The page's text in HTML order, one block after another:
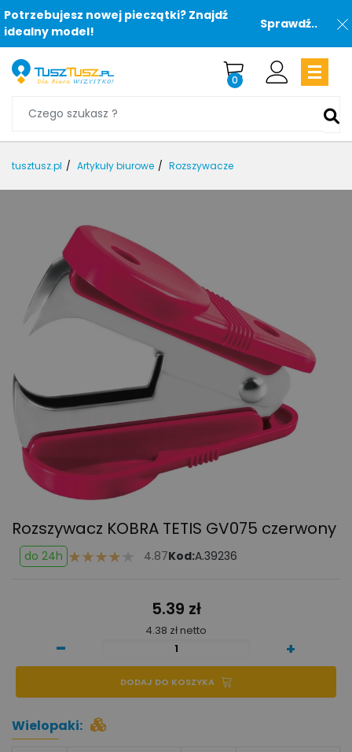
Potrzebujesz nowej pieczątki? Znajdź
idealny model!
Sprawdź..
0
tusztusz.pl Artykuły biurowe Rozszywacze
Rozszywacz KOBRA TETIS GV075 czerwony
do 24h 4.87Kod:A.39236
5.39 zł
4.38 zł netto
- +
DODAJ DO KOSZYKA
Wielopaki: